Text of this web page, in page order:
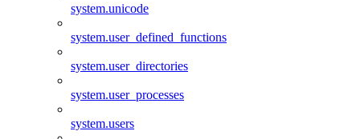
system.unicode
system.user_defined_functions
system.user_directories
system.user_processes
system.users